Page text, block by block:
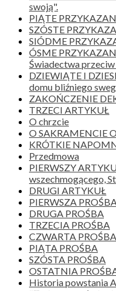
swoją".
PIĄTE
SZÓSTE
SIÓDME
ÓSME
Świadectwa
DZIEWIĄTE I
domu bliźniego
ZAKOŃCZENIE
TRZECI ARTYKUŁ
O chrzcie
O SAKRAMENCIE
KRÓTKIE
Przedmowa
PIERWSZY
wszechmogącego,
DRUGI ARTYKUŁ
PIERWSZA
DRUGA PROŚBA
TRZECIA PROŚBA
CZWARTA PROŚBA
PIĄTA PROŚBA
SZÓSTA PROŚBA
OSTATNIA
Historia powstania